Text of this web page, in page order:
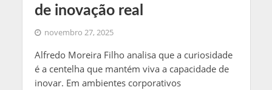
de inovação real
novembro 27, 2025
Alfredo Moreira Filho analisa que a curiosidade
é a centelha que mantém viva a capacidade de
inovar. Em ambientes corporativos